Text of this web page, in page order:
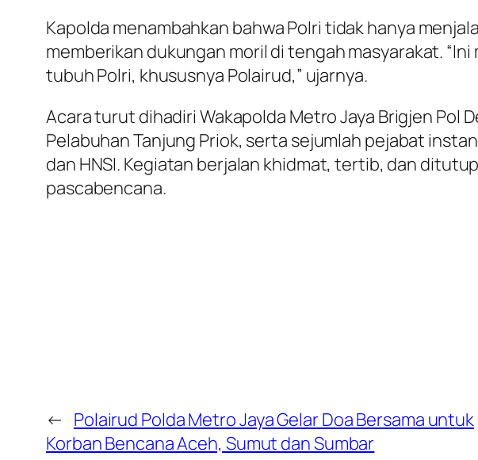
Kapolda menambahkan bahwa Polri tidak hanya
memberikan dukungan moril di tengah masyarakat.
tubuh Polri, khususnya Polairud,” ujarnya.
Acara turut dihadiri Wakapolda Metro Jaya Brigjen Pol
Pelabuhan Tanjung Priok, serta sejumlah pejabat
dan HNSI. Kegiatan berjalan khidmat, tertib, dan
pascabencana.
← Polairud Polda Metro Jaya Gelar Doa Bersama untuk
Korban Bencana Aceh, Sumut dan Sumbar